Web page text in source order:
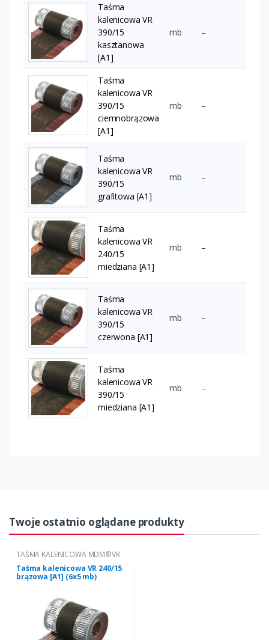
Taśma
kalenicowa VR
390/15
kasztanowa
[A1]
mb –
Taśma
kalenicowa VR
390/15
ciemnobrązowa
[A1]
mb –
Taśma
kalenicowa VR
390/15
grafitowa [A1]
mb –
Taśma
kalenicowa VR
240/15
miedziana [A1]
mb –
Taśma
kalenicowa VR
390/15
czerwona [A1]
mb –
Taśma
kalenicowa VR
390/15
miedziana [A1]
mb –
Twoje ostatnio oglądane produkty
TAŚMA KALENICOWA MDM®VR
Taśma kalenicowa VR 240/15
brązowa [A1] (6x5 mb)